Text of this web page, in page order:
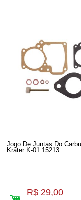
Jogo De Juntas Do
Krater K-01.15213
R$ 29,00